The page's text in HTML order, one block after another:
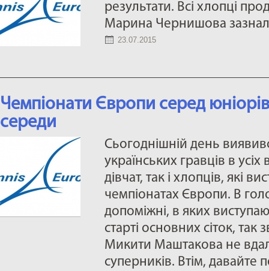
результати. Всі хлопці
Марина Чернишова
23.07.2015
Чемпіонати Європи серед
середи
Сьогоднішній день
українських гравців в усіх
дівчат, так і хлопців, які
чемпіонатах Європи. В
допоміжні, в яких
старті основних сіток, так
Микити Маштакова не
суперників. Втім, давайте